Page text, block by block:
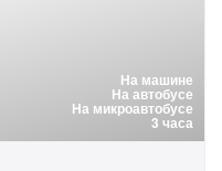
На машине
На автобусе
На микроавтобусе
3 часа